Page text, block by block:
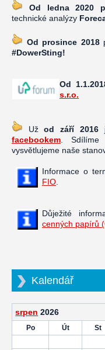
Od ledna 2020
technické analýzy
Od prosince 2018
#DowerSting!
Od
s.r.o.
Užod září 2016
facebookem .
vysvětlujeme naše
Informace o
FIO
Důježité
cenných papírů
Kalendář
srpen 2026
Po Út St